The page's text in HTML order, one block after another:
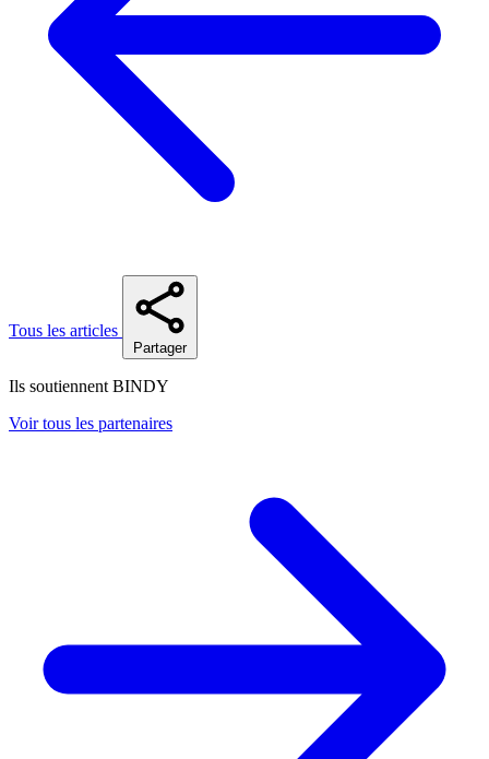
Tous les articles
Partager
Ils soutiennent BINDY
Voir tous les partenaires